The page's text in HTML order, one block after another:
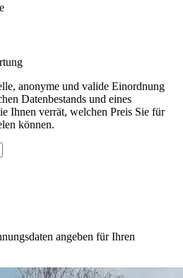
anonyme und valide Einordnung
Datenbestands und eines
Ihnen verrät, welchen Preis Sie für
können.
angeben für Ihren